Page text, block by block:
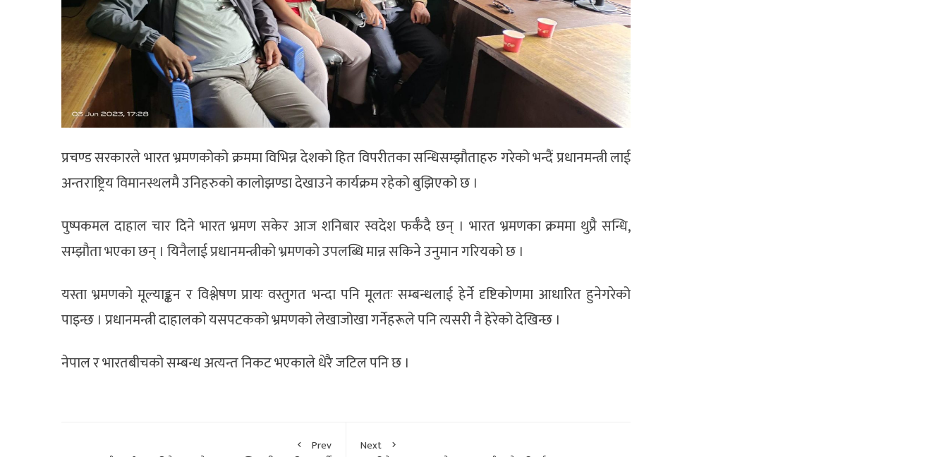
प्रचण्ड सरकारले भारत भ्रमणकोको क्रममा विभिन्न देशको हित विपरीतका सन्धिसम्झौताहरु गरेको भन्दैं प्रधानमन्त्री लाई
अन्तराष्ट्रिय विमानस्थलमै उनिहरुको कालोझण्डा देखाउने कार्यक्रम रहेको बुझिएको छ ।
पुष्पकमल दाहाल चार दिने भारत भ्रमण सकेर आज शनिबार स्वदेश फर्कँदै छन् । भारत भ्रमणका क्रममा थुप्रै सन्धि,
सम्झौता भएका छन् । यिनैलाई प्रधानमन्त्रीको भ्रमणको उपलब्धि मान्न सकिने उनुमान गरियकाे छ ।
यस्ता भ्रमणको मूल्याङ्कन र विश्लेषण प्रायः वस्तुगत भन्दा पनि मूलतः सम्बन्धलाई हेर्ने दृष्टिकोणमा आधारित हुनेगरेको
पाइन्छ । प्रधानमन्त्री दाहालको यसपटकको भ्रमणको लेखाजोखा गर्नेहरूले पनि त्यसरी नै हेरेको देखिन्छ ।
नेपाल र भारतबीचको सम्बन्ध अत्यन्त निकट भएकाले धेरै जटिल पनि छ ।
Prev
Next